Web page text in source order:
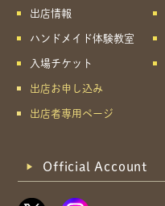
出店情報
ハンドメイド体験教室
入場チケット
出店お申し込み
出店者専用ページ
Official Account